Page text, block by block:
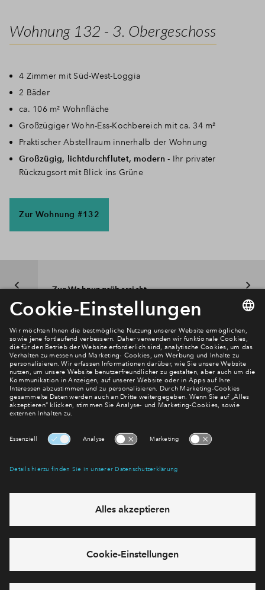
Wohnung 132 - 3. Obergeschoss
4 Zimmer mit Süd-West-Loggia
2 Bäder
ca. 106 m² Wohnfläche
Großzügiger Wohn-Ess-Kochbereich mit ca. 34 m²
Praktischer Abstellraum innerhalb der Wohnung
Großzügig, lichtdurchflutet, modern- Ihr privater
Rückzugsort mit Blick ins Grüne
Zur Wohnung #132
Zur Wohnungsübersicht
Newsletter Anmeldung
Verpassen Sie zu diesem Wohnprojekt keine Neuigkeiten
mehr! Wir halten Sie auf dem Laufenden – mit unserem
regelmäßig erscheinenden Newsletter informieren wir Sie
über den Stand dieses und weiterer Neubauprojekte.
Abonnieren
für unsereDatenschutzerklärung
Formular: